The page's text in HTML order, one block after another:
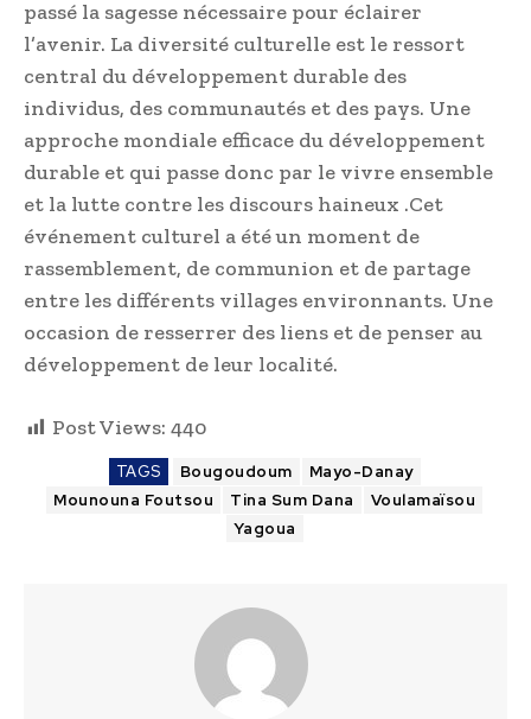
passé la sagesse nécessaire pour éclairer
l’avenir. La diversité culturelle est le ressort
central du développement durable des
individus, des communautés et des pays. Une
approche mondiale efficace du développement
durable et qui passe donc par le vivre ensemble
et la lutte contre les discours haineux .Cet
événement culturel a été un moment de
rassemblement, de communion et de partage
entre les différents villages environnants. Une
occasion de resserrer des liens et de penser au
développement de leur localité.
Post Views: 440
TAGS Bougoudoum
Mayo-Danay
Mounouna Foutsou
Tina Sum Dana
Voulamaïsou
Yagoua